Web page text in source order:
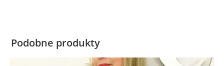
Podobne produkty